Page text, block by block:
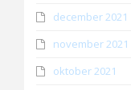
december 2021
november 2021
oktober 2021